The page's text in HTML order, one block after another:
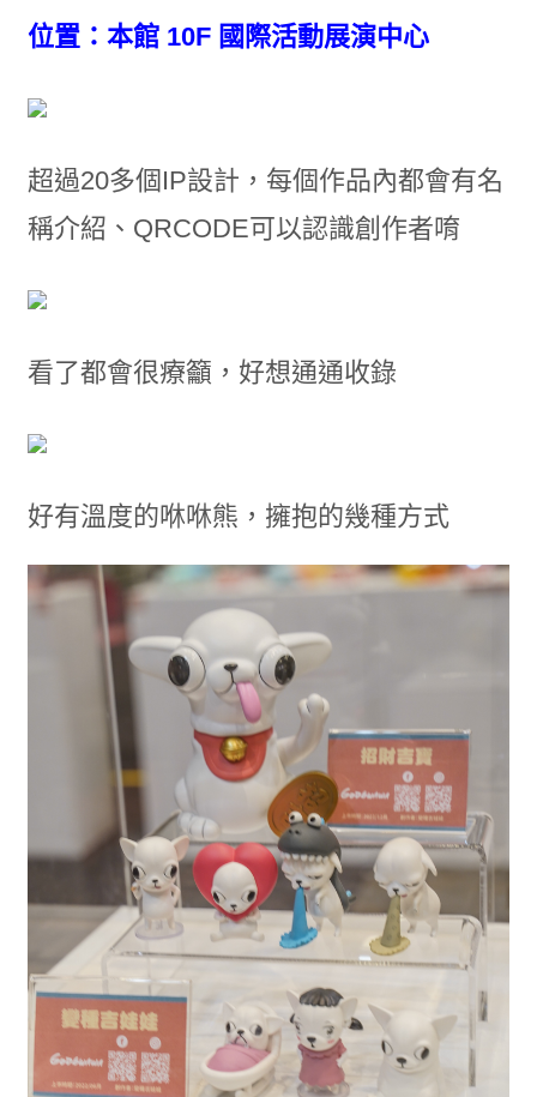
位置：本館 10F 國際活動展演中心
超過20多個IP設計，每個作品內都會有名
稱介紹、QRCODE可以認識創作者唷
看了都會很療籲，好想通通收錄
好有溫度的咻咻熊，擁抱的幾種方式